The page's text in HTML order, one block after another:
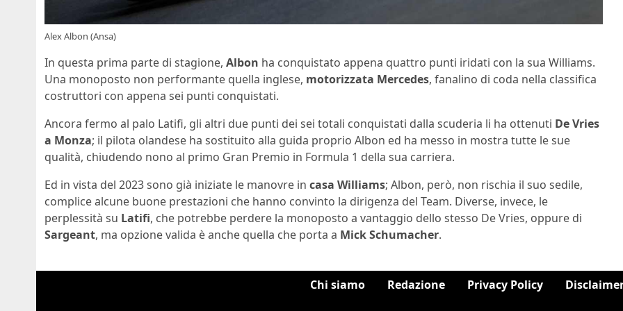
Alex Albon (Ansa)
In questa prima parte di stagione, Albon ha conquistato appena quattro punti iridati con la sua Williams.
Una monoposto non performante quella inglese, motorizzata Mercedes, fanalino di coda nella classifica
costruttori con appena sei punti conquistati.
Ancora fermo al palo Latifi, gli altri due punti dei sei totali conquistati dalla scuderia li ha ottenuti De Vries
a Monza; il pilota olandese ha sostituito alla guida proprio Albon ed ha messo in mostra tutte le sue
qualità, chiudendo nono al primo Gran Premio in Formula 1 della sua carriera.
Ed in vista del 2023 sono già iniziate le manovre in casa Williams; Albon, però, non rischia il suo sedile,
complice alcune buone prestazioni che hanno convinto la dirigenza del Team. Diverse, invece, le
perplessità su Latifi, che potrebbe perdere la monoposto a vantaggio dello stesso De Vries, oppure di
Sargeant, ma opzione valida è anche quella che porta a Mick Schumacher.
Chi siamo Redazione Privacy Policy